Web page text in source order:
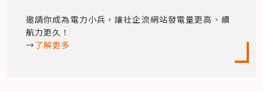
邀請你成為電力小兵，讓社企流網站發電量更高、續
航力更久！
→了解更多